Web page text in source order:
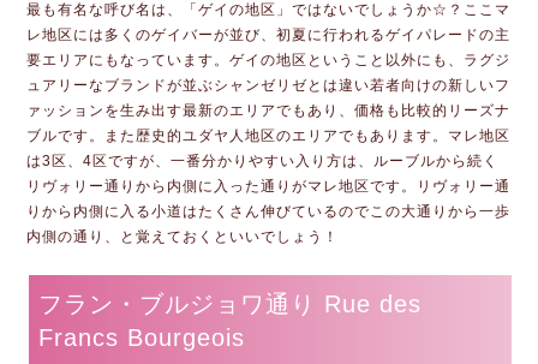
最も有名な呼び名は、「ゲイの地区」ではないでしょうか☆？ここマ
レ地区には多くのゲイバーが並び、初夏に行われるゲイパレードの主
要エリアにもなっています。ゲイの地区ということ以外にも、ラグジ
ュアリーなブランドが並ぶシャンゼリゼとは違い若者向けの新しいフ
ァッションを生み出す最新のエリアでもあり、価格も比較的リーズナ
ブルです。また歴史的ユダヤ人地区のエリアでもあります。マレ地区
は3区、4区ですが、一番分かりやすい入り方は、ルーブルから続く
リヴォリー通りから内側に入った通りがマレ地区です。リヴォリー通
りから内側に入る小道はたくさん伸びているのでこの大通りから一歩
内側の通り、と覚えておくといいでしょう！
フラン・ブルジョワ通り Rue des
Francs Bourgeois